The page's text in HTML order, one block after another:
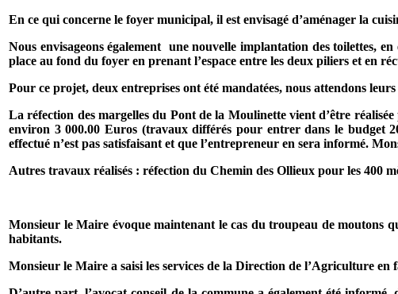
En ce qui concerne le foyer municipal, il est envisagé d’aménager la
Nous envisageons également une nouvelle implantation des toilettes,
place au fond du foyer en prenant l’espace entre les deux piliers et en
Pour ce projet, deux entreprises ont été mandatées, nous attendons
La réfection des margelles du Pont de la Moulinette vient d’être
environ 3 000.00 Euros (travaux différés pour entrer dans le budget
effectué n’est pas satisfaisant et que l’entrepreneur en sera informé.
Autres travaux réalisés : réfection du Chemin des Ollieux pour les 400
Monsieur le Maire évoque maintenant le cas du troupeau de moutons
habitants.
Monsieur le Maire a saisi les services de la Direction de l’Agriculture